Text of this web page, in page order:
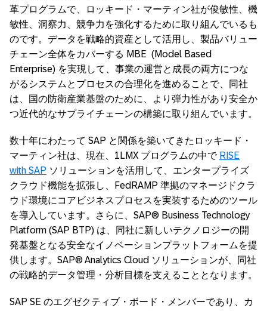
革プログラムで、ロッキード・マーティン社が俊敏性、機
敏性、洞察力、競争力を強化するために取り組んでいるも
のです。データを戦略的資産として活用し、製品バリュー
チェーン全体をカバーする MBE (Model Based
Enterprise) を実現して、事業の運営と成長の両方につな
がるシステムとプロセスの合理化を進めることで、同社
は、国の防衛産業基盤のために、より弾力性があり安全か
つ近代的なサプライチェーンの構築に取り組んでいます。
数十年にわたって SAP と関係を築いてきたロッキード・
マーティン社は、現在、1LMX プログラムの中で RISE
with SAP ソリューションを活用して、エンタープライズ
クラウド機能を拡張し、FedRAMP 準拠のマネージドクラ
ウド環境にコアビジネスプロセスを実装するためのツール
を導入しています。さらに、SAP® Business Technology
Platform (SAP BTP) は、同社に新しいテクノロジーの開
発基盤となる安全なイノベーションプラットフォームを提
供します。SAP® Analytics Cloud ソリューションが、同社
の戦略的データ管理・分析目標を支えることとなります。
SAP SE のエグゼクティブ・ボード・メンバーであり、カ